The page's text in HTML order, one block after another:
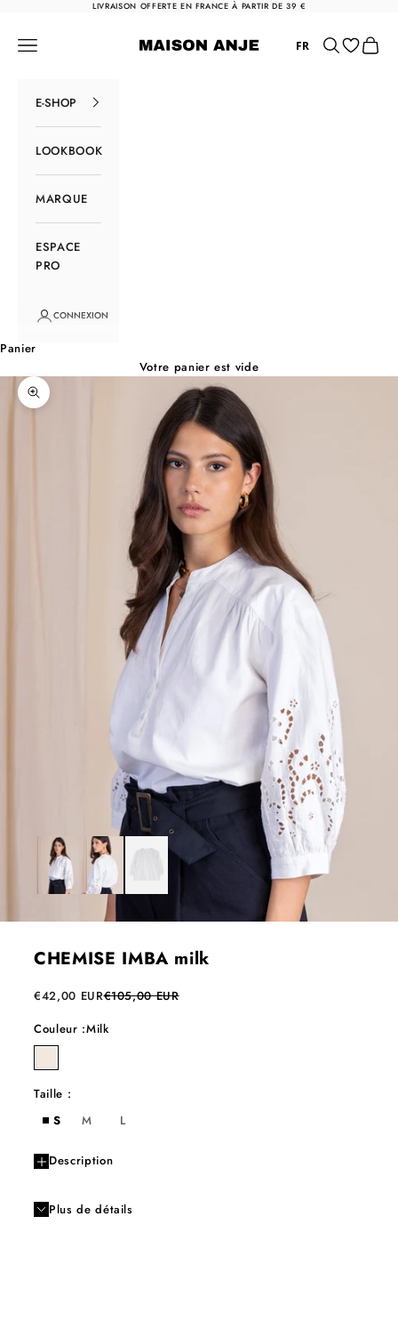
Passer au contenuLIVRAISON OFFERTE EN FRANCE À PARTIR DE 39 €
Maison Anje
Menu FR Rechercher
Panier
E-SHOP
LOOKBOOK
MARQUE
ESPACE
PRO
CONNEXION
Panier
Votre panier est vide
Zoomer sur l'image
CHEMISE IMBA milk
Prix de vente
€42,00 EURPrix normal
€105,00 EUR
Couleur :Milk
milk
Taille :
S
M L
Description
Plus de détails